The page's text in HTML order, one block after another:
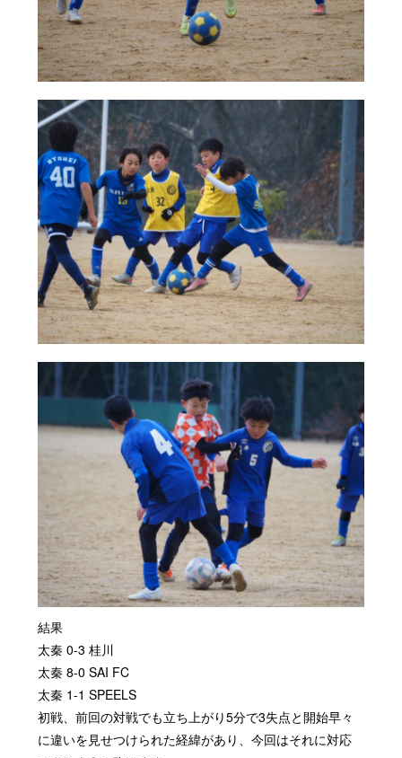
結果
太秦 0-3 桂川
太秦 8-0 SAI FC
太秦 1-1 SPEELS
初戦、前回の対戦でも立ち上がり5分で3失点と開始早々
に違いを見せつけられた経緯があり、今回はそれに対応